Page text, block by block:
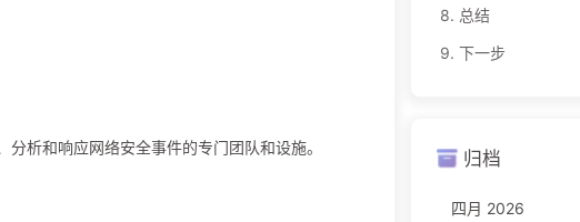
析和响应网络安全事件的专门团队和设施。
8. 总结
9. 下一步
归档
四月 2026